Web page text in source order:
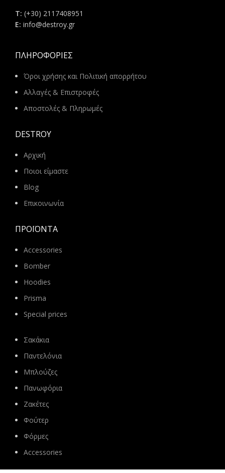
Τ: (+30) 2117408951
E: info@destroy.gr
ΠΛΗΡΟΦΟΡΊΕΣ
Όροι χρήσης και Πολιτική απορρήτου
Αλλαγές & Επιστροφές
Αποστολές & Πληρωμές
DESTROY
Αρχική
Ποιοι είμαστε
Blog
Επικοινωνία
ΠΡΟΪΌΝΤΑ
Accessories
Bomber
Hoodies
Prisma
Special prices
Σακάκια
Παντελόνια
Μπλούζες
Πανωφόρια
Ζακέτες
Φούτερ
Φόρμες
Accessories